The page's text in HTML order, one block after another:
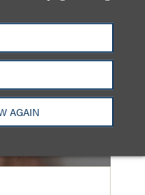
AGAIN